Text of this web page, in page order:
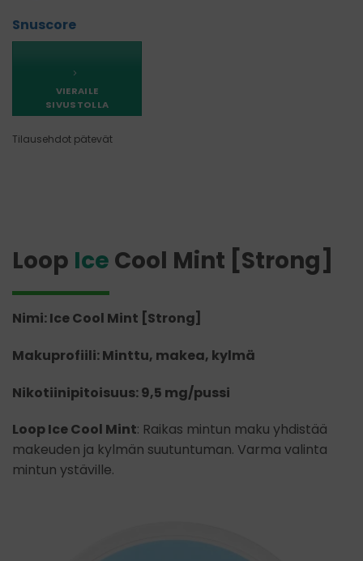
Snuscore
VIERAILE
SIVUSTOLLA
Tilausehdot pätevät
Loop Ice Cool Mint [Strong]
Nimi: Ice Cool Mint [Strong]
Makuprofiili: Minttu, makea, kylmä
Nikotiinipitoisuus: 9,5 mg/pussi
Loop Ice Cool Mint: Raikas mintun maku yhdistää
makeuden ja kylmän suutuntuman. Varma valinta
mintun ystäville.